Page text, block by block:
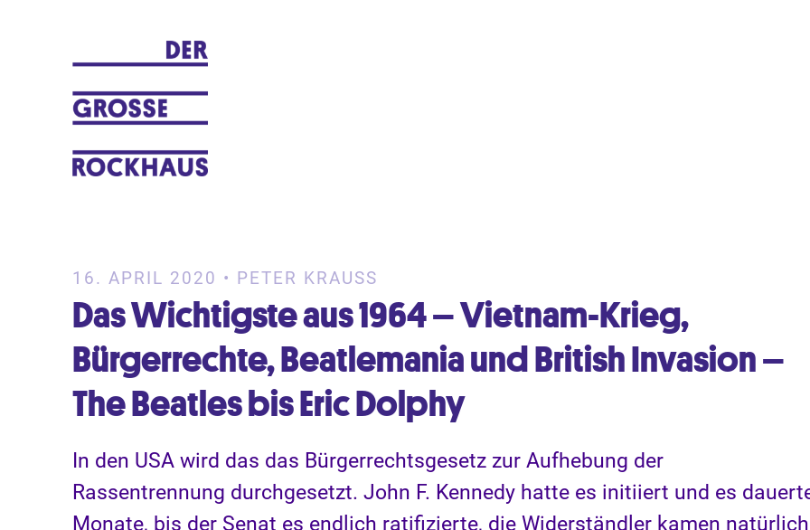
16. APRIL 2020 • PETER KRAUSS
Das Wichtigste aus 1964 – Vietnam-Krieg,
Bürgerrechte, Beatlemania und British Invasion –
The Beatles bis Eric Dolphy
In den USA wird das das Bürgerrechtsgesetz zur Aufhebung der
Rassentrennung durchgesetzt. John F. Kennedy hatte es initiiert und es
Monate, bis der Senat es endlich ratifizierte, die Widerständler kamen natürlich